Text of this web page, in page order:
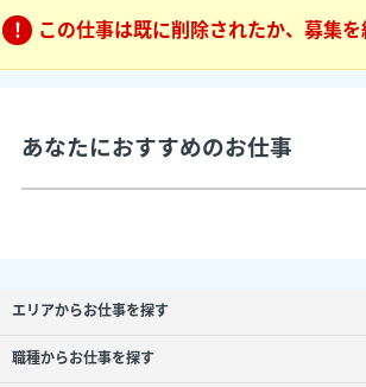
この仕事は既に削除されたか、募集を
あなたにおすすめのお仕事
エリアからお仕事を探す
職種からお仕事を探す